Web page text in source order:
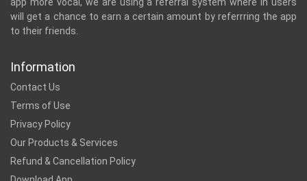
will get a chance to earn a certain amount by referrring the app
to their friends.
Information
Contact Us
Terms of Use
Privacy Policy
Our Products & Services
Refund & Cancellation Policy